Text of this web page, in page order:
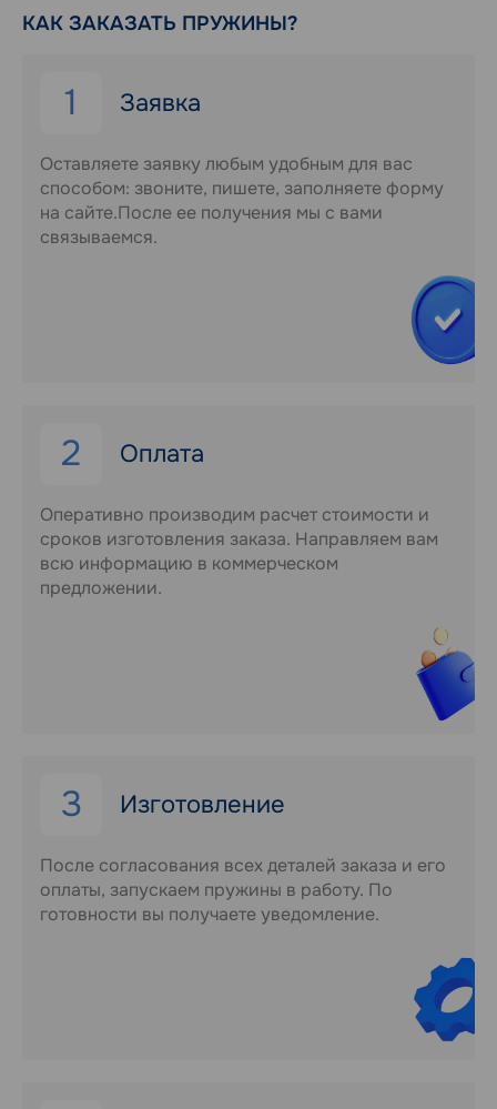
КАК ЗАКАЗАТЬ ПРУЖИНЫ?
1 Заявка
Оставляете заявку любым удобным для вас
способом: звоните, пишете, заполняете форму
на сайте.После ее получения мы с вами
связываемся.
2 Оплата
Оперативно производим расчет стоимости и
сроков изготовления заказа. Направляем вам
всю информацию в коммерческом
предложении.
3 Изготовление
После согласования всех деталей заказа и его
оплаты, запускаем пружины в работу. По
готовности вы получаете уведомление.